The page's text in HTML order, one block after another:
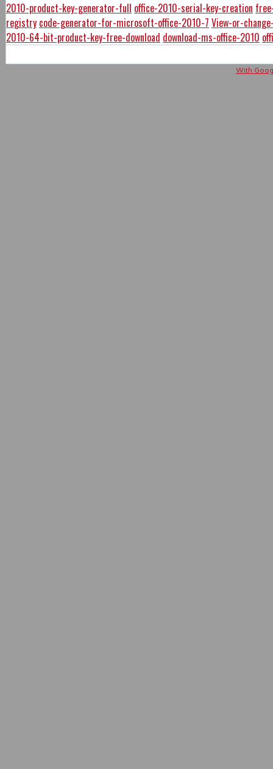
2010-product-key-generator-full office-2010-serial-key-creation
registry code-generator-for-microsoft-office-2010-7 View-or-
2010-64-bit-product-key-free-download download-ms-office-2010
With